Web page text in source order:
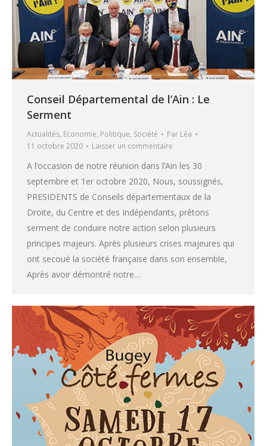
Conseil Départemental de l’Ain : Le
Serment
Actualités, Economie, Politique, Société Par Léa
11 octobre 2020
Laisser un commentaire
A l’occasion de notre réunion dans l’Ain les 30
septembre et 1er octobre 2020, Nous, soussignés,
PRESIDENTS de Conseils départementaux de la
Droite, du Centre et des Indépendants, prêtons
serment de conduire notre action selon plusieurs
principes majeurs. Après plusieurs crises majeures qui
ont secoué la société française dans son ensemble,
Après avoir démontré notre…